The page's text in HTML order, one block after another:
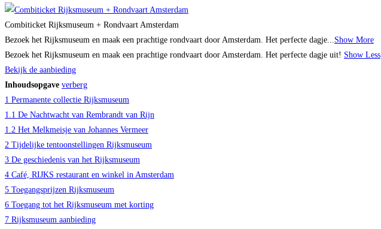
Combiticket Rijksmuseum + Rondvaart Amsterdam
Bezoek het Rijksmuseum en maak een prachtige rondvaart door Amsterdam. Het perfecte dagje... Show More
Bezoek het Rijksmuseum en maak een prachtige rondvaart door Amsterdam. Het perfecte dagje uit! Show Less
Bekijk de aanbieding
Inhoudsopgave verberg
1 Permanente collectie Rijksmuseum
1.1 De Nachtwacht van Rembrandt van Rijn
1.2 Het Melkmeisje van Johannes Vermeer
2 Tijdelijke tentoonstellingen Rijksmuseum
3 De geschiedenis van het Rijksmuseum
4 Café, RIJKS restaurant en winkel in Amsterdam
5 Toegangsprijzen Rijksmuseum
6 Toegang tot het Rijksmuseum met korting
7 Rijksmuseum aanbieding